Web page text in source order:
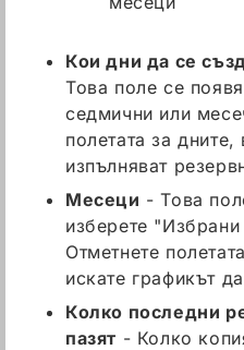
Кои дни да се
Това поле се
седмични или
полетата за
изпълняват
Месеци - Това
изберете
Отметнете
искате графикът
Колко последни
пазят - Колко